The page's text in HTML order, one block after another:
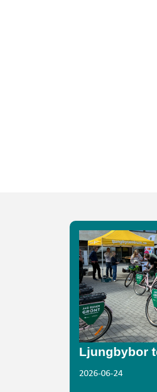
Ljungbybor
2026-06-24